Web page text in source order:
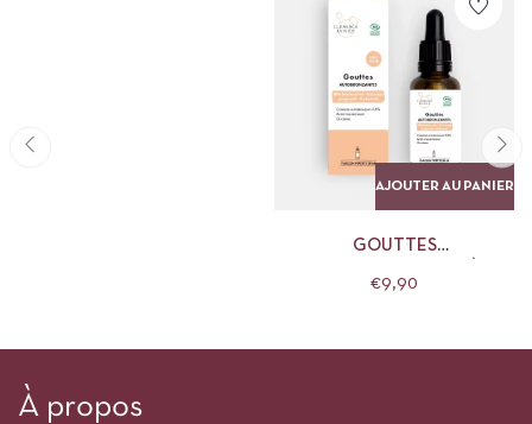
AJOUTER AU PANIER
GOUTTES
LÉGER CLÉMENCE ET VIVIEN
€9,90
À propos